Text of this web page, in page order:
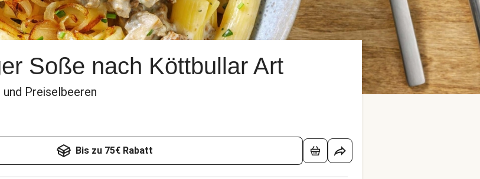
Soße nach Köttbullar Art
Preiselbeeren
Bis zu 75€ Rabatt